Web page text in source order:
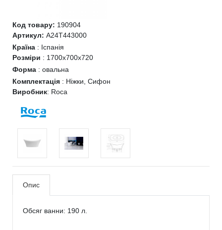
Код товару: 190904
Артикул: A24T443000
Країна : Іспанія
Розміри : 1700x700x720
Форма : овальна
Комплектація : Ніжки, Сифон
Виробник: Roca
Опис
Обсяг ванни: 190 л.